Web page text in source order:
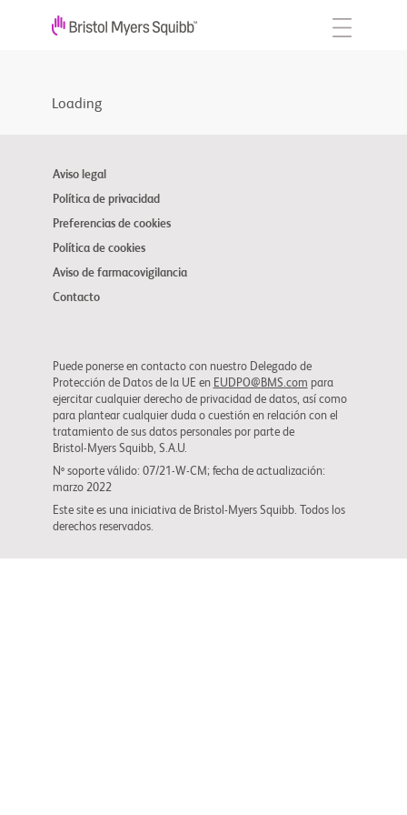
Loading
Aviso legal
Política de privacidad
Preferencias de cookies
Política de cookies
Aviso de farmacovigilancia
Contacto
Puede ponerse en contacto con nuestro Delegado de
Protección de Datos de la UE en EUDPO@BMS.com para
ejercitar cualquier derecho de privacidad de datos, así como
para plantear cualquier duda o cuestión en relación con el
tratamiento de sus datos personales por parte de
Bristol-Myers Squibb, S.A.U.
Nº soporte válido: 07/21-W-CM; fecha de actualización:
marzo 2022
Este site es una iniciativa de Bristol-Myers Squibb. Todos los
derechos reservados.